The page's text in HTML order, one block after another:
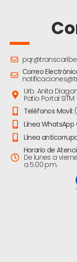
Correo
Urb. Anita
Patio Portal
Teléfonos Movil:
Línea WhatsApp
Línea
Horario de
De lunes a
a 5:00 pm.